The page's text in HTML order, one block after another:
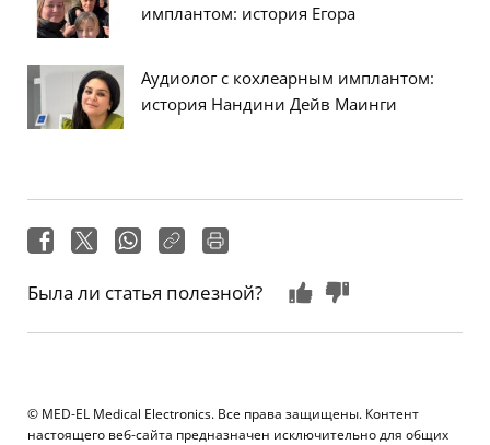
имплантом: история Егора
Аудиолог с кохлеарным имплантом:
история Нандини Дейв Маинги
Была ли статья полезной?
© MED-EL Medical Electronics. Все права защищены. Контент
настоящего веб-сайта предназначен исключительно для общих